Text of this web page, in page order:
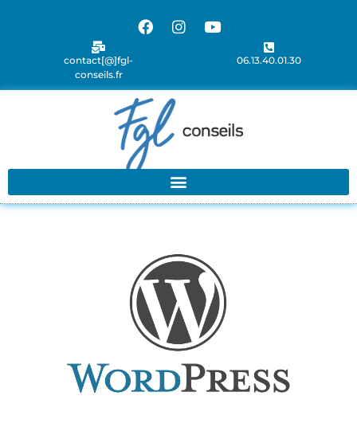
contact[@]fgl-
conseils.fr
06.13.40.01.30